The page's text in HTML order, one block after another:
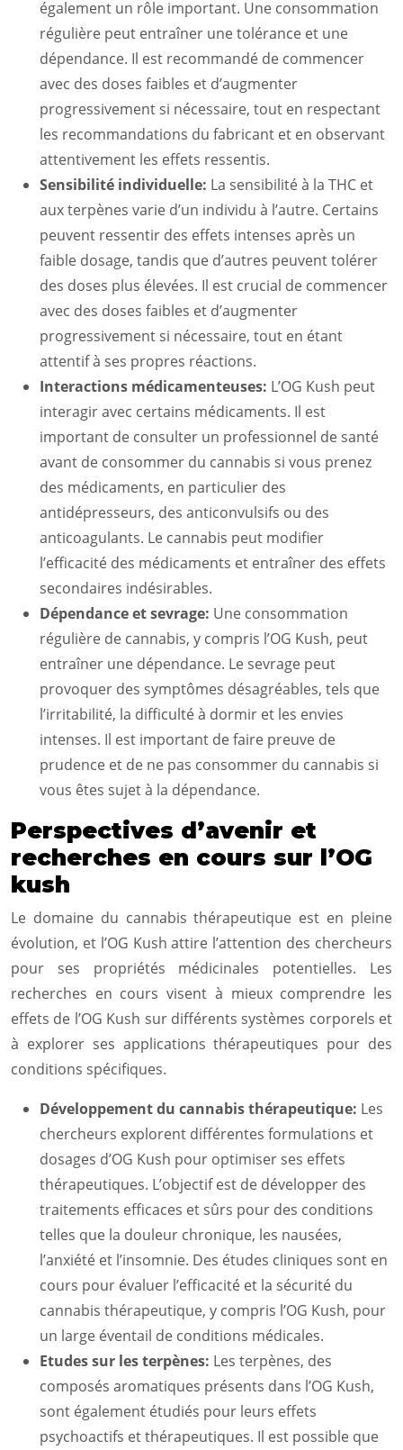
également un rôle important. Une consommation
régulière peut entraîner une tolérance et une
dépendance. Il est recommandé de commencer
avec des doses faibles et d’augmenter
progressivement si nécessaire, tout en respectant
les recommandations du fabricant et en observant
attentivement les effets ressentis.
Sensibilité individuelle: La sensibilité à la THC et
aux terpènes varie d’un individu à l’autre. Certains
peuvent ressentir des effets intenses après un
faible dosage, tandis que d’autres peuvent tolérer
des doses plus élevées. Il est crucial de commencer
avec des doses faibles et d’augmenter
progressivement si nécessaire, tout en étant
attentif à ses propres réactions.
Interactions médicamenteuses: L’OG Kush peut
interagir avec certains médicaments. Il est
important de consulter un professionnel de santé
avant de consommer du cannabis si vous prenez
des médicaments, en particulier des
antidépresseurs, des anticonvulsifs ou des
anticoagulants. Le cannabis peut modifier
l’efficacité des médicaments et entraîner des effets
secondaires indésirables.
Dépendance et sevrage: Une consommation
régulière de cannabis, y compris l’OG Kush, peut
entraîner une dépendance. Le sevrage peut
provoquer des symptômes désagréables, tels que
l’irritabilité, la difficulté à dormir et les envies
intenses. Il est important de faire preuve de
prudence et de ne pas consommer du cannabis si
vous êtes sujet à la dépendance.
Perspectives d’avenir et
recherches en cours sur l’OG
kush
Le domaine du cannabis thérapeutique est en pleine
évolution, et l’OG Kush attire l’attention des chercheurs
pour ses propriétés médicinales potentielles. Les
recherches en cours visent à mieux comprendre les
effets de l’OG Kush sur différents systèmes corporels et
à explorer ses applications thérapeutiques pour des
conditions spécifiques.
Développement du cannabis thérapeutique: Les
chercheurs explorent différentes formulations et
dosages d’OG Kush pour optimiser ses effets
thérapeutiques. L’objectif est de développer des
traitements efficaces et sûrs pour des conditions
telles que la douleur chronique, les nausées,
l’anxiété et l’insomnie. Des études cliniques sont en
cours pour évaluer l’efficacité et la sécurité du
cannabis thérapeutique, y compris l’OG Kush, pour
un large éventail de conditions médicales.
Etudes sur les terpènes: Les terpènes, des
composés aromatiques présents dans l’OG Kush,
sont également étudiés pour leurs effets
psychoactifs et thérapeutiques. Il est possible que